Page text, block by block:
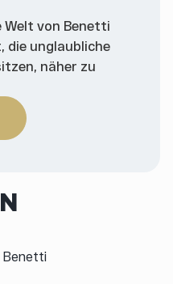
Welt von Benetti
die unglaubliche
näher zu
Benetti